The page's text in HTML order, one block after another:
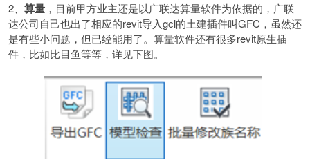
2、 算量 ，目前甲方业主还是以广联达算量软件为依据的，广联
达公司自己也出了相应的revit导入gcl的土建插件叫GFC，虽然还
是有些小问题，但已经能用了。算量软件还有很多revit原生插
件，比如比目鱼等等，详见下图。